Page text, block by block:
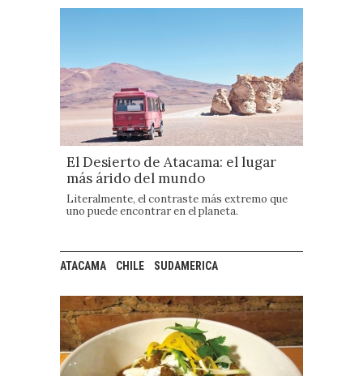
El Desierto de Atacama: el lugar
más árido del mundo
Literalmente, el contraste más extremo que
uno puede encontrar en el planeta.
ATACAMA CHILE SUDAMERICA